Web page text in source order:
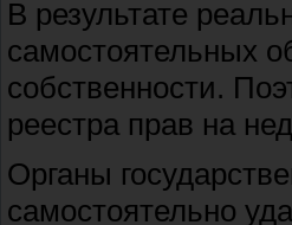
В результате
самостоятельных
собственности.
реестра прав на
Органы
самостоятельно